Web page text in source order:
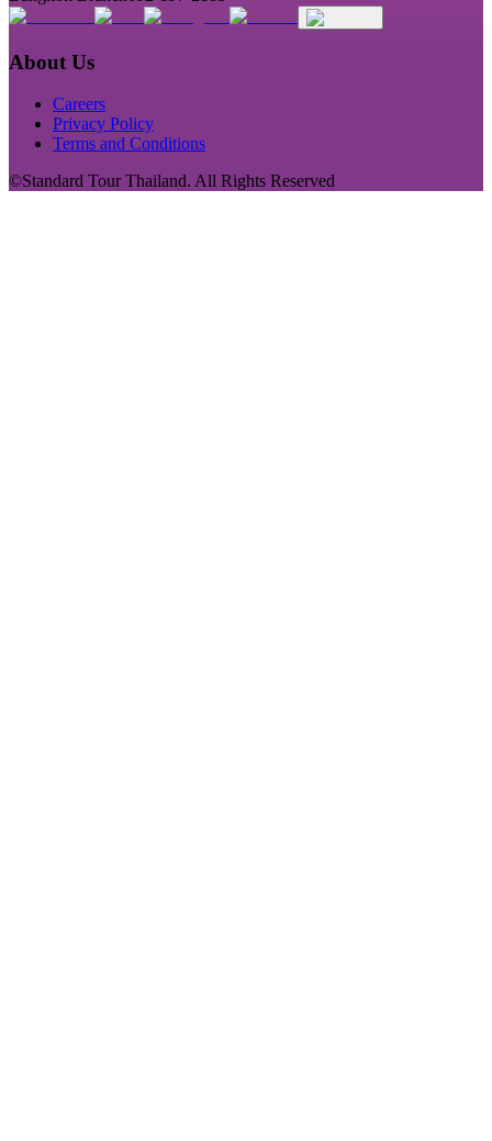
About Us
Careers
Privacy Policy
Terms and Conditions
©Standard Tour Thailand. All Rights Reserved